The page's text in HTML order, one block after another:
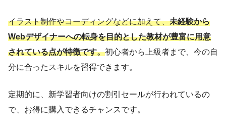
イラスト制作やコーディングなどに加えて、未経験から
Webデザイナーへの転身を目的とした教材が豊富に用意
されている点が特徴です。初心者から上級者まで、今の自
分に合ったスキルを習得できます。
定期的に、新学習者向けの割引セールが行われているの
で、お得に購入できるチャンスです。